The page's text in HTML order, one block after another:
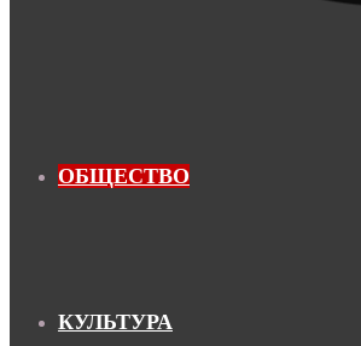
ОБЩЕСТВО
КУЛЬТУРА